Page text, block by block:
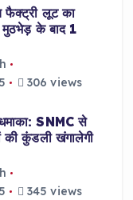
लूट का
मुठभेड़ के बाद 1
306 views
SNMC से
की कुंडली खंगालेगी
345 views